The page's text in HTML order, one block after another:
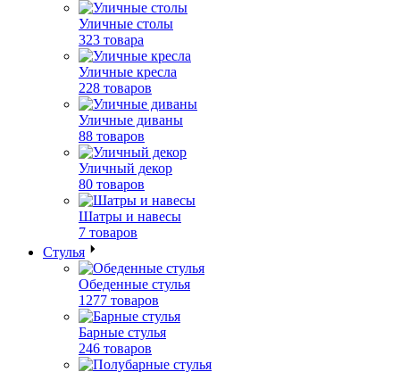
Уличные столы
323 товара
Уличные кресла
228 товаров
Уличные диваны
88 товаров
Уличный декор
80 товаров
Шатры и навесы
7 товаров
Стулья
Обеденные стулья
1277 товаров
Барные стулья
246 товаров